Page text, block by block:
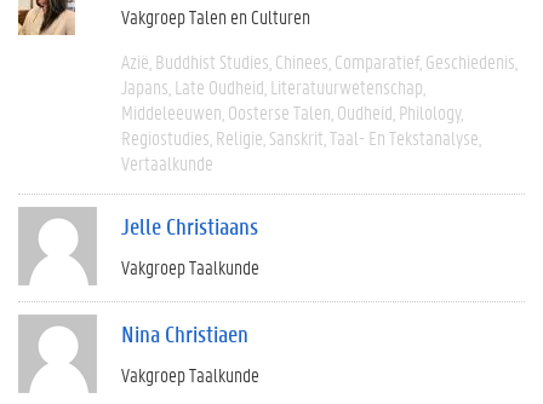
Vakgroep Talen en Culturen
Azië Buddhist Studies Chinees Comparatief Geschiedenis
Japans Late Oudheid Literatuurwetenschap
Middeleeuwen Oosterse Talen Oudheid Philology
Regiostudies Religie Sanskrit Taal- En Tekstanalyse
Vertaalkunde
Jelle Christiaans
Vakgroep Taalkunde
Nina Christiaen
Vakgroep Taalkunde